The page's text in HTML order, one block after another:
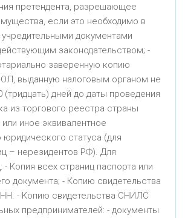
претендента, разрешающее
если это необходимо в
учредительными документами
законодательством; -
заверенную копию
выданную налоговым органом не
(тридцать) дней до даты проведения
из торгового реестра страны
иное эквивалентное
юридического статуса (для
– нерезидентов РФ). Для
- Копия всех страниц паспорта или
документа; - Копию свидетельства
- Копию свидетельства СНИЛС
предпринимателей: - документы